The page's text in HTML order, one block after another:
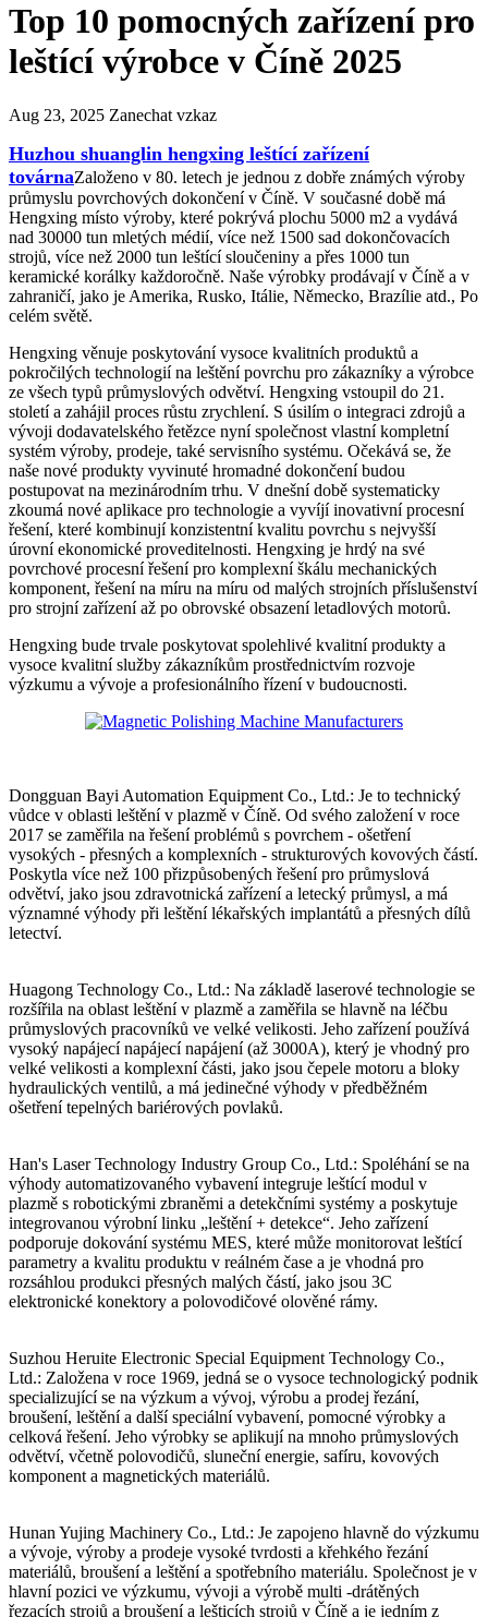
Top 10 pomocných zařízení pro
leštící výrobce v Číně 2025
Aug 23, 2025 Zanechat vzkaz
Huzhou shuanglin hengxing leštící zařízení
továrnaZaloženo v 80. letech je jednou z dobře známých výroby
průmyslu povrchových dokončení v Číně. V současné době má
Hengxing místo výroby, které pokrývá plochu 5000 m2 a vydává
nad 30000 tun mletých médií, více než 1500 sad dokončovacích
strojů, více než 2000 tun leštící sloučeniny a přes 1000 tun
keramické korálky každoročně. Naše výrobky prodávají v Číně a v
zahraničí, jako je Amerika, Rusko, Itálie, Německo, Brazílie atd., Po
celém světě.
Hengxing věnuje poskytování vysoce kvalitních produktů a
pokročilých technologií na leštění povrchu pro zákazníky a výrobce
ze všech typů průmyslových odvětví. Hengxing vstoupil do 21.
století a zahájil proces růstu zrychlení. S úsilím o integraci zdrojů a
vývoji dodavatelského řetězce nyní společnost vlastní kompletní
systém výroby, prodeje, také servisního systému. Očekává se, že
naše nové produkty vyvinuté hromadné dokončení budou
postupovat na mezinárodním trhu. V dnešní době systematicky
zkoumá nové aplikace pro technologie a vyvíjí inovativní procesní
řešení, které kombinují konzistentní kvalitu povrchu s nejvyšší
úrovní ekonomické proveditelnosti. Hengxing je hrdý na své
povrchové procesní řešení pro komplexní škálu mechanických
komponent, řešení na míru na míru od malých strojních příslušenství
pro strojní zařízení až po obrovské obsazení letadlových motorů.
Hengxing bude trvale poskytovat spolehlivé kvalitní produkty a
vysoce kvalitní služby zákazníkům prostřednictvím rozvoje
výzkumu a vývoje a profesionálního řízení v budoucnosti.
Dongguan Bayi Automation Equipment Co., Ltd.: Je to technický
vůdce v oblasti leštění v plazmě v Číně. Od svého založení v roce
2017 se zaměřila na řešení problémů s povrchem - ošetření
vysokých - přesných a komplexních - strukturových kovových částí.
Poskytla více než 100 přizpůsobených řešení pro průmyslová
odvětví, jako jsou zdravotnická zařízení a letecký průmysl, a má
významné výhody při leštění lékařských implantátů a přesných dílů
letectví.
Huagong Technology Co., Ltd.: Na základě laserové technologie se
rozšířila na oblast leštění v plazmě a zaměřila se hlavně na léčbu
průmyslových pracovníků ve velké velikosti. Jeho zařízení používá
vysoký napájecí napájecí napájení (až 3000A), který je vhodný pro
velké velikosti a komplexní části, jako jsou čepele motoru a bloky
hydraulických ventilů, a má jedinečné výhody v předběžném
ošetření tepelných bariérových povlaků.
Han's Laser Technology Industry Group Co., Ltd.: Spoléhání se na
výhody automatizovaného vybavení integruje leštící modul v
plazmě s robotickými zbraněmi a detekčními systémy a poskytuje
integrovanou výrobní linku „leštění + detekce“. Jeho zařízení
podporuje dokování systému MES, které může monitorovat leštící
parametry a kvalitu produktu v reálném čase a je vhodná pro
rozsáhlou produkci přesných malých částí, jako jsou 3C
elektronické konektory a polovodičové olověné rámy.
Suzhou Heruite Electronic Special Equipment Technology Co.,
Ltd.: Založena v roce 1969, jedná se o vysoce technologický podnik
specializující se na výzkum a vývoj, výrobu a prodej řezání,
broušení, leštění a další speciální vybavení, pomocné výrobky a
celková řešení. Jeho výrobky se aplikují na mnoho průmyslových
odvětví, včetně polovodičů, sluneční energie, safíru, kovových
komponent a magnetických materiálů.
Hunan Yujing Machinery Co., Ltd.: Je zapojeno hlavně do výzkumu
a vývoje, výroby a prodeje vysoké tvrdosti a křehkého řezání
materiálů, broušení a leštění a spotřebního materiálu. Společnost je v
hlavní pozici ve výzkumu, vývoji a výrobě multi -drátěných
řezacích strojů a broušení a lešticích strojů v Číně a je jedním z